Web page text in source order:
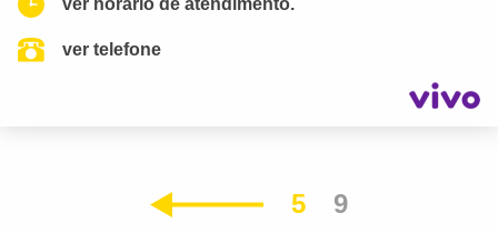
ver horario de atendimento.
ver telefone
5 9